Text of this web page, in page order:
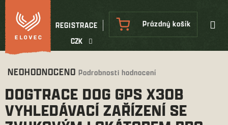
Přejít
na
obsah
CZK
REGISTRACE
NÁKUPNÍ
KOŠÍK
Prázdný košík
Průměrné
produktu
je
0,0
NEOHODNOCENO Podrobnosti hodnocení
DOGTRACE DOG GPS X30B
VYHLEDÁVACÍ ZAŘÍZENÍ SE